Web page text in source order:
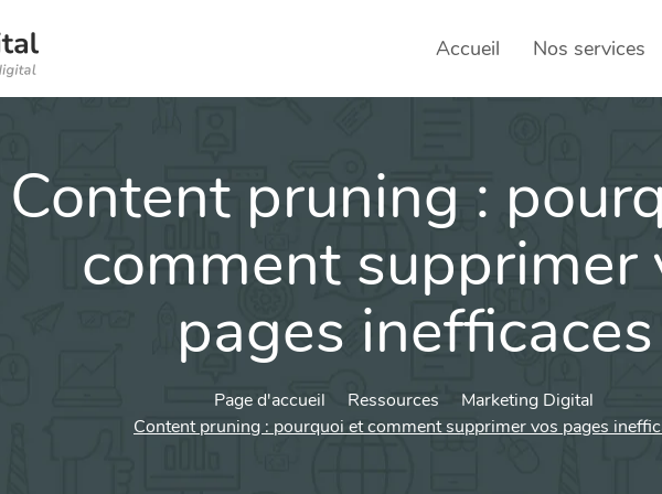
Accueil Nos services
SEO
Social
sociaux
Content pruning :
comment supprimer
pages inefficaces
Page d'accueil Ressources
Marketing Digital
Content pruning : pourquoi et comment supprimer vos pages